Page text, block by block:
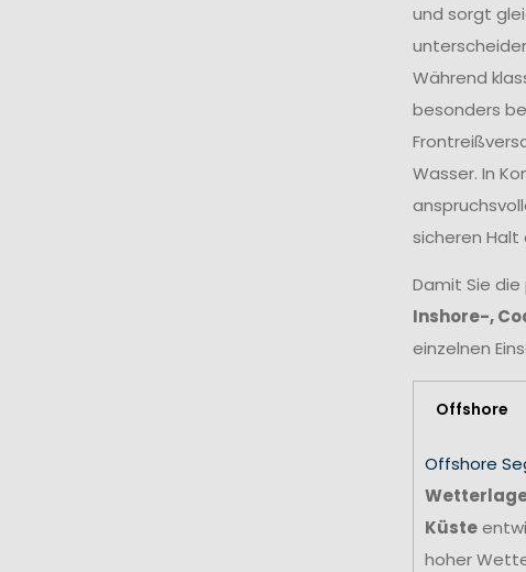
und sorgt
Während
besonders
Wasser. In
sicheren
Damit Sie
Inshore-,
einzelnen
Offshore
Offshore
Küste
hoher